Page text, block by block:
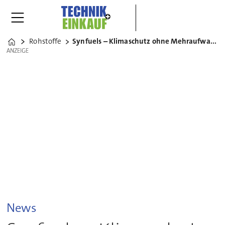
Home
Rohstoffe Synfuels – Klimaschutz ohne Mehraufwand?
ANZEIGE
ANZEIGE
News